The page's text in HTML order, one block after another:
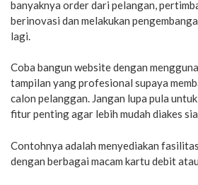
banyaknya order dari pelangan,
berinovasi dan melakukan
lagi.
Coba bangun website dengan
tampilan yang profesional supaya
calon pelanggan. Jangan lupa pula
fitur penting agar lebih mudah diakes
Contohnya adalah menyediakan
dengan berbagai macam kartu debit